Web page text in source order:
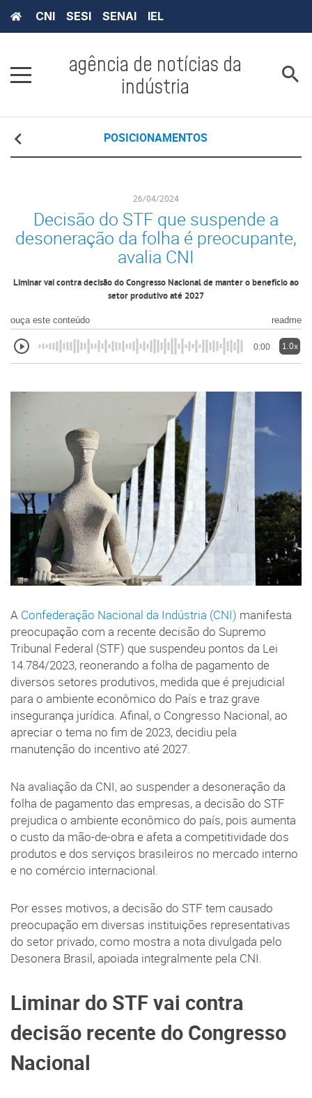
CNI SESI SENAI IEL
agência de notícias da
indústria
POSICIONAMENTOS
26/04/2024
Decisão do STF que suspende a
desoneração da folha é preocupante,
avalia CNI
Liminar vai contra decisão do Congresso Nacional de manter o benefício ao
setor produtivo até 2027
ouça este conteúdo readme
0:00 1.0x
A Confederação Nacional da Indústria (CNI) manifesta
preocupação com a recente decisão do Supremo
Tribunal Federal (STF) que suspendeu pontos da Lei
14.784/2023, reonerando a folha de pagamento de
diversos setores produtivos, medida que é prejudicial
para o ambiente econômico do País e traz grave
insegurança jurídica. Afinal, o Congresso Nacional, ao
apreciar o tema no fim de 2023, decidiu pela
manutenção do incentivo até 2027.
Na avaliação da CNI, ao suspender a desoneração da
folha de pagamento das empresas, a decisão do STF
prejudica o ambiente econômico do país, pois aumenta
o custo da mão-de-obra e afeta a competitividade dos
produtos e dos serviços brasileiros no mercado interno
e no comércio internacional.
Por esses motivos, a decisão do STF tem causado
preocupação em diversas instituições representativas
do setor privado, como mostra a nota divulgada pelo
Desonera Brasil, apoiada integralmente pela CNI.
Liminar do STF vai contra
decisão recente do Congresso
Nacional